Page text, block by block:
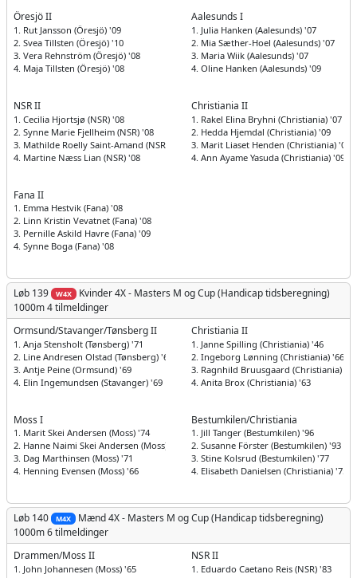
Öresjö II
1. Rut Jansson (Öresjö) '09
2. Svea Tillsten (Öresjö) '10
3. Vera Rehnström (Öresjö) '08
4. Maja Tillsten (Öresjö) '08
Aalesunds I
1. Julia Hanken (Aalesunds) '07
2. Mia Sæther-Hoel (Aalesunds) '07
3. Maria Wiik (Aalesunds) '07
4. Oline Hanken (Aalesunds) '09
NSR II
1. Cecilia Hjortsjø (NSR) '08
2. Synne Marie Fjellheim (NSR) '08
3. Mathilde Roelly Saint-Amand (NSR) '08
4. Martine Næss Lian (NSR) '08
Christiania II
1. Rakel Elina Bryhni (Christiania) '07
2. Hedda Hjemdal (Christiania) '09
3. Marit Liaset Henden (Christiania) '08
4. Ann Ayame Yasuda (Christiania) '09
Fana II
1. Emma Hestvik (Fana) '08
2. Linn Kristin Vevatnet (Fana) '08
3. Pernille Askild Havre (Fana) '09
4. Synne Boga (Fana) '08
Løb 139 W4X Kvinder4X - Masters M og Cup (Handicap tidsberegning)
1000m4 tilmeldinger
Ormsund/Stavanger/Tønsberg II
1. Anja Stensholt (Tønsberg) '71
2. Line Andresen Olstad (Tønsberg) '69
3. Antje Peine (Ormsund) '69
4. Elin Ingemundsen (Stavanger) '69
Christiania II
1. Janne Spilling (Christiania) '46
2. Ingeborg Lønning (Christiania) '66
3. Ragnhild Bruusgaard (Christiania) '61
4. Anita Brox (Christiania) '63
Moss I
1. Marit Skei Andersen (Moss) '74
2. Hanne Naimi Skei Andersen (Moss) '70
3. Dag Marthinsen (Moss) '71
4. Henning Evensen (Moss) '66
Bestumkilen/Christiania
1. Jill Tanger (Bestumkilen) '96
2. Susanne Förster (Bestumkilen) '93
3. Stine Kolsrud (Bestumkilen) '77
4. Elisabeth Danielsen (Christiania) '75
Løb 140 M4X Mænd4X - Masters M og Cup (Handicap tidsberegning)
1000m6 tilmeldinger
Drammen/Moss II
1. John Johannesen (Moss) '65
NSR II
1. Eduardo Caetano Reis (NSR) '83